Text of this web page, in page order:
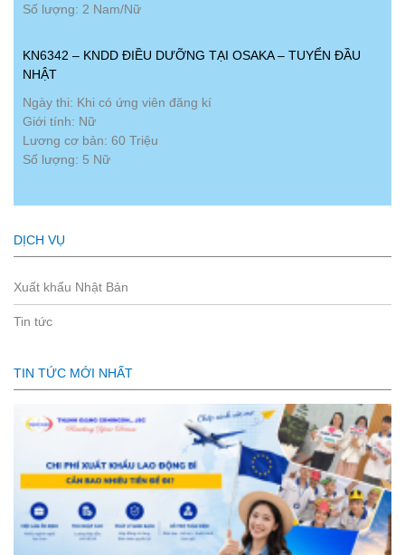
Số lượng: 2 Nam/Nữ
KN6342 – KNDD ĐIỀU DƯỠNG TẠI OSAKA – TUYỂN ĐẦU
NHẬT
Ngày thi: Khi có ứng viên đăng kí
Giới tính: Nữ
Lương cơ bản: 60 Triệu
Số lượng: 5 Nữ
DỊCH VỤ
Xuất khẩu Nhật Bản
Tin tức
TIN TỨC MỚI NHẤT